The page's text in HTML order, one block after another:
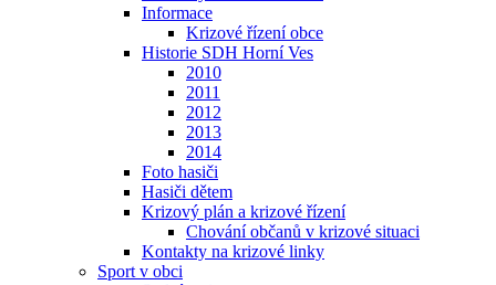
Informace
Krizové řízení obce
Historie SDH Horní Ves
2010
2011
2012
2013
2014
Foto hasiči
Hasiči dětem
Krizový plán a krizové řízení
Chování občanů v krizové situaci
Kontakty na krizové linky
Sport v obci